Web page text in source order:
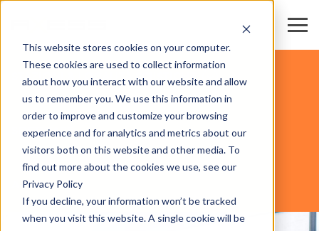
This website stores cookies on your computer.
These cookies are used to collect information
about how you interact with our website and allow
us to remember you. We use this information in
order to improve and customize your browsing
experience and for analytics and metrics about our
visitors both on this website and other media. To
find out more about the cookies we use, see our
Privacy Policy
If you decline, your information won’t be tracked
when you visit this website. A single cookie will be
AXESS CLICS
SOFTWARE
STAZIONI & LOCALITÀ SCIISTICHE